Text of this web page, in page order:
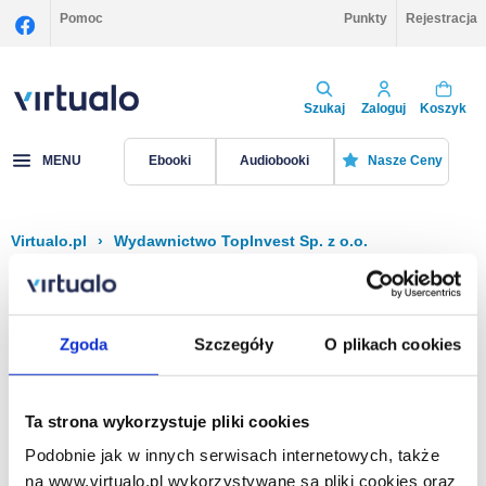
Zgoda Szczegóły O plikach cookies
Ta strona wykorzystuje pliki cookies
Podobnie jak w innych serwisach internetowych, także
na www.virtualo.pl wykorzystywane są pliki cookies oraz
Pomoc Punkty Rejestracja
Szukaj Zaloguj Koszyk
MENU Ebooki Audiobooki Nasze Ceny
Virtualo.pl › Wydawnictwo TopInvest Sp. z o.o.
Filtruj Sortuj
Na stronie